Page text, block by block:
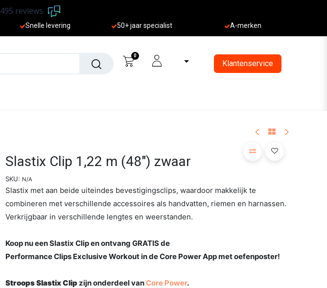
495 reviews
Sne lle levering 50+ jaar specialist A-merken
0
Klantenservice
Slastix Clip 1,22 m (48") zwaar
SKU: N/A
Slastix met aan beide uiteindes bevestigingsclips, waardoor makkelijk te
combineren met verschillende accessoires als handvatten, riemen en harnassen.
Verkrijgbaar in verschillende lengtes en weerstanden.
Koop nu een Slastix Clip en ontvang GRATIS de
Performance Clips Exclusive Workout in de Core Power App met oefenposter!
Stroops Slastix Clip zijn onderdeel vanCore Power.